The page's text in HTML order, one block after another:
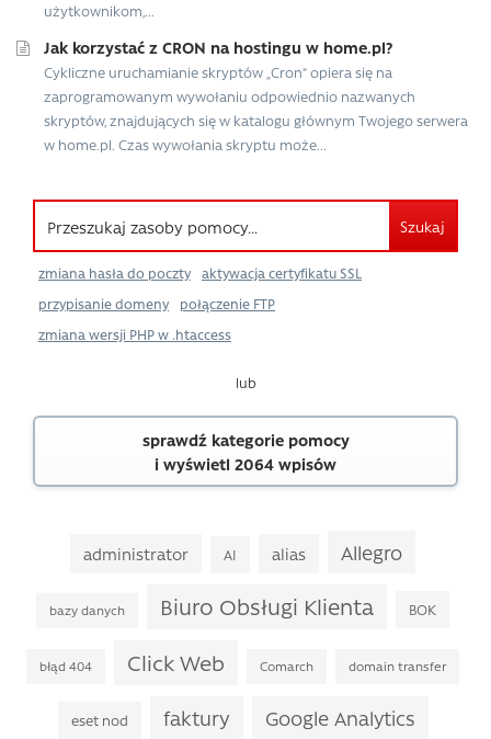
użytkownikom,...
Jak korzystać z CRON na hostingu w home.pl?
Cykliczne uruchamianie skryptów „Cron” opiera się na
zaprogramowanym wywołaniu odpowiednio nazwanych
skryptów, znajdujących się w katalogu głównym Twojego serwera
w home.pl. Czas wywołania skryptu może...
Szukaj
zmiana hasła do poczty
aktywacja certyfikatu SSL
przypisanie domeny
połączenie FTP
zmiana wersji PHP w .htaccess
lub
sprawdź kategorie pomocy
i wyświetl 2064 wpisów
administrator AI alias Allegro
bazy danych Biuro Obsługi Klienta BOK
błąd 404 Click Web Comarch domain transfer
eset nod faktury Google Analytics